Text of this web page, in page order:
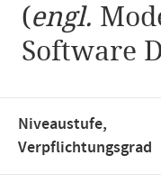
(engl.
Software
Niveaustufe,
Verpflichtungsgrad